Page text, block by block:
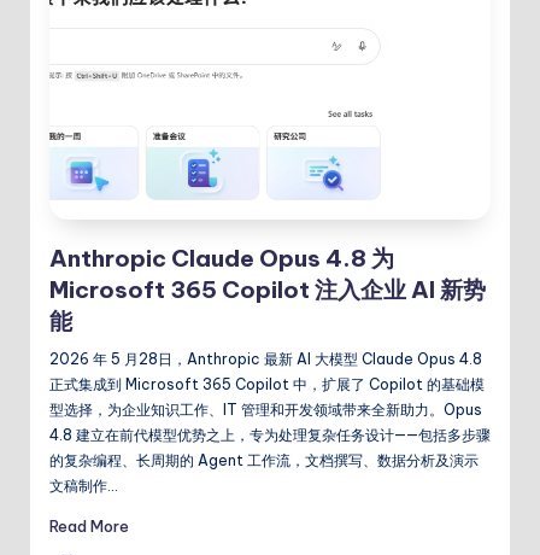
Anthropic Claude Opus 4.8 为
Microsoft 365 Copilot 注入企业 AI 新势
能
2026 年 5 月28日，Anthropic 最新 AI 大模型 Claude Opus 4.8
正式集成到 Microsoft 365 Copilot 中，扩展了 Copilot 的基础模
型选择，为企业知识工作、IT 管理和开发领域带来全新助力。Opus
4.8 建立在前代模型优势之上，专为处理复杂任务设计——包括多步骤
的复杂编程、长周期的 Agent 工作流，文档撰写、数据分析及演示
文稿制作…
Read More